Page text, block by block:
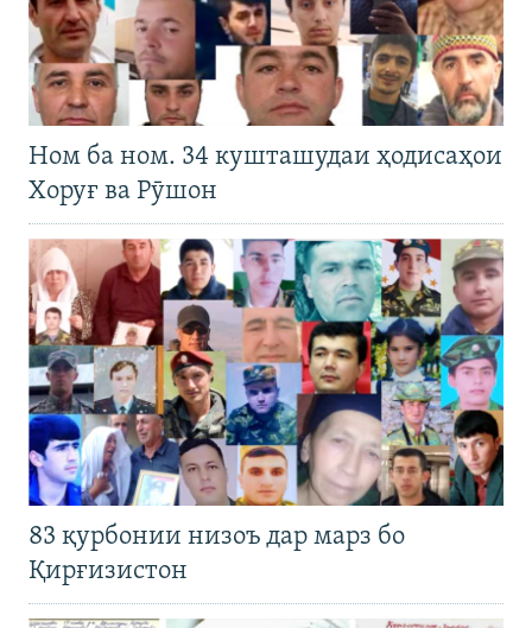
Ном ба ном. 34 кушташудаи ҳодисаҳои
Хоруғ ва Рӯшон
83 қурбонии низоъ дар марз бо
Қирғизистон